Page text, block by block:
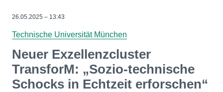
26.05.2025 – 13:43
Technische Universität München
Neuer Exzellenzcluster
TransforM: „Sozio-technische
Schocks in Echtzeit erforschen“